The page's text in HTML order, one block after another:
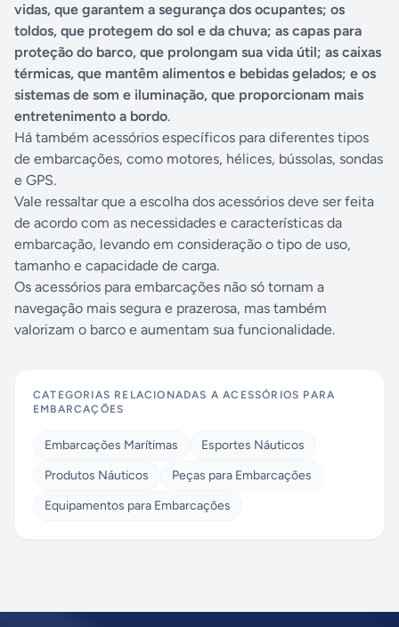
vidas, que garantem a segurança dos ocupantes; os
toldos, que protegem do sol e da chuva; as capas para
proteção do barco, que prolongam sua vida útil; as caixas
térmicas, que mantêm alimentos e bebidas gelados; e os
sistemas de som e iluminação, que proporcionam mais
entretenimento a bordo.
Há também acessórios específicos para diferentes tipos
de embarcações, como motores, hélices, bússolas, sondas
e GPS.
Vale ressaltar que a escolha dos acessórios deve ser feita
de acordo com as necessidades e características da
embarcação, levando em consideração o tipo de uso,
tamanho e capacidade de carga.
Os acessórios para embarcações não só tornam a
navegação mais segura e prazerosa, mas também
valorizam o barco e aumentam sua funcionalidade.
CATEGORIAS RELACIONADAS AACESSÓRIOS PARA
EMBARCAÇÕES
Embarcações Marítimas
Esportes Náuticos
Produtos Náuticos
Peças para Embarcações
Equipamentos para Embarcações